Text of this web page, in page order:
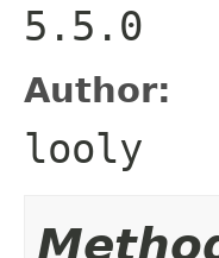
5.5.0
Author:
looly